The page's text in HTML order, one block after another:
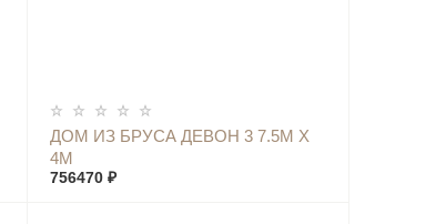
ДОМ ИЗ БРУСА ДЕВОН 3 7.5М Х
4М
756470 ₽
КУПИТЬ